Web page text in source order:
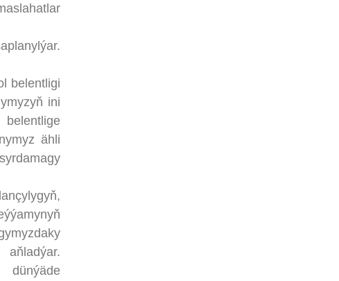
belentligi
ini
ähli
dünýäde